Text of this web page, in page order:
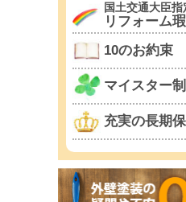
国土交通大臣指
リフォーム
10のお約束
マイスター
充実の長期